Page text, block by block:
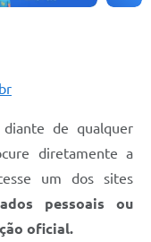
de qualquer
diretamente a
um dos sites
pessoais ou
oficial.